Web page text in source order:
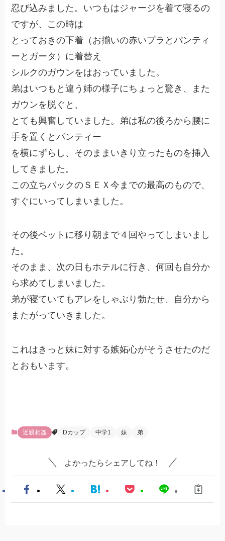
忍び込みました。いつもはジャージを着て寝るの
ですが、この時は
とっておきの下着（お揃いの赤いプラとパンティ
ーとガータ）に着替え
シルクのガウンをはおっていました。
弟はいつもと違う姉の様子にちょっと驚き、また
ガウンを脱ぐと、
とても興奮していました。弟は私の後ろから腰に
手を置くとパンティー
を横にずらし、そのままいきり立ったものを挿入
してきました。
この立ちバックのＳＥＸ今までの最高のもので、
すぐにいってしまいました。
その後ベットに移り朝まで４回やってしまいまし
た。
そのまま、次の日もホテルに行き、何回も自分か
ら求めてしまいました。
弟が寝ていてもアレをしゃぶり勃たせ、自分から
またがっていきました。
これはきっと妹に対する嫉妬心がそうさせたのだ
とおもいます。
近親相姦 Dカップ 中学1 妹 弟
よかったらシェアしてね！